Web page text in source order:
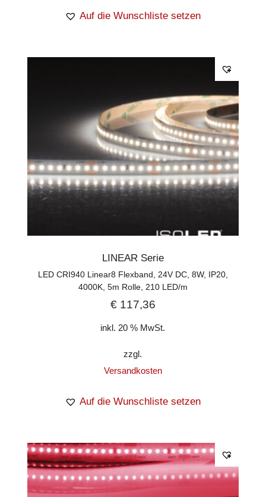
Auf die Wunschliste setzen
LINEAR Serie
LED CRI940 Linear8 Flexband, 24V DC, 8W, IP20,
4000K, 5m Rolle, 210 LED/m
€117,36
inkl. 20 % MwSt.
zzgl.
Versandkosten
Auf die Wunschliste setzen